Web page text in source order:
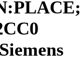
Siemens